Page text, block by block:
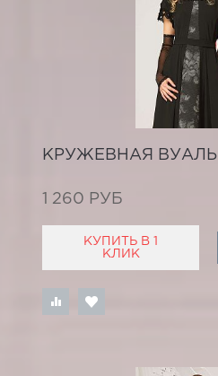
КРУЖЕВНАЯ ВУАЛЬ
1 260 РУБ
КУПИТЬ В 1
КЛИК